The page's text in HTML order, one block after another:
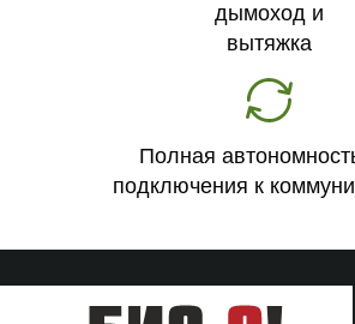
дымоход и
вытяжка
Полная
подключения к